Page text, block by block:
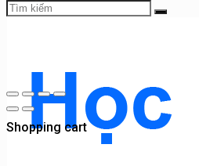
Shopping cart